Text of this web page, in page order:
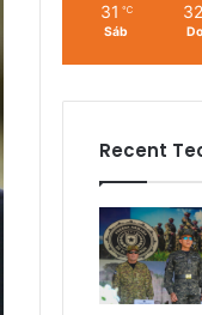
31 ℃
Sáb
32
Recent